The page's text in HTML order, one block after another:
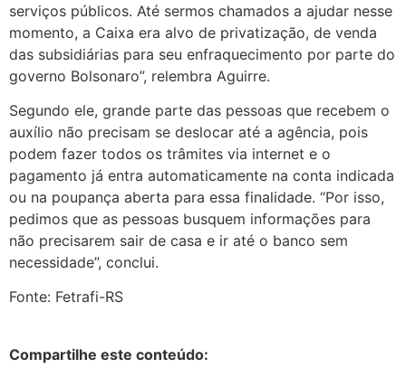
serviços públicos. Até sermos chamados a ajudar nesse
momento, a Caixa era alvo de privatização, de venda
das subsidiárias para seu enfraquecimento por parte do
governo Bolsonaro”, relembra Aguirre.
Segundo ele, grande parte das pessoas que recebem o
auxílio não precisam se deslocar até a agência, pois
podem fazer todos os trâmites via internet e o
pagamento já entra automaticamente na conta indicada
ou na poupança aberta para essa finalidade. “Por isso,
pedimos que as pessoas busquem informações para
não precisarem sair de casa e ir até o banco sem
necessidade”, conclui.
Fonte: Fetrafi-RS
Compartilhe este conteúdo: